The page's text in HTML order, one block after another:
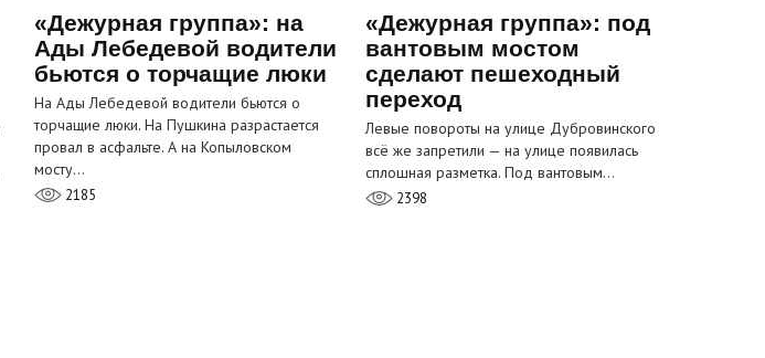
«Дежурная группа»: на
Ады Лебедевой водители
бьются о торчащие люки
На Ады Лебедевой водители бьются о
торчащие люки. На Пушкина разрастается
провал в асфальте. А на Копыловском
мосту…
2185
«Дежурная группа»: под
вантовым мостом
сделают пешеходный
переход
Левые повороты на улице Дубровинского
всё же запретили — на улице появилась
сплошная разметка. Под вантовым…
2398